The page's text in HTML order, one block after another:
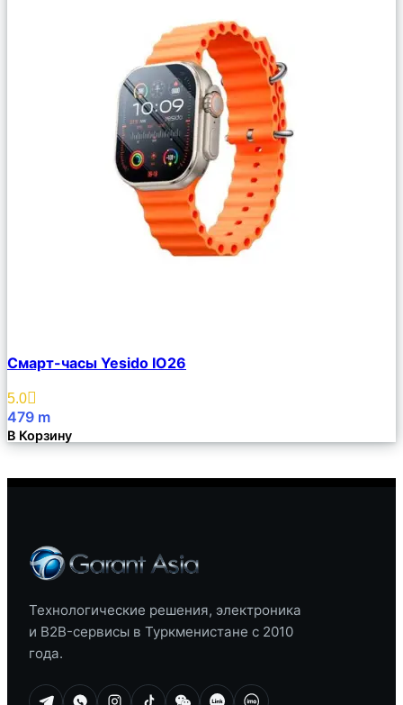
Описание
Избранное
Смарт-часы Yesido IO26
5.0
479 m
В Корзину
Технологические решения, электроника
и B2B-сервисы в Туркменистане с 2010
года.